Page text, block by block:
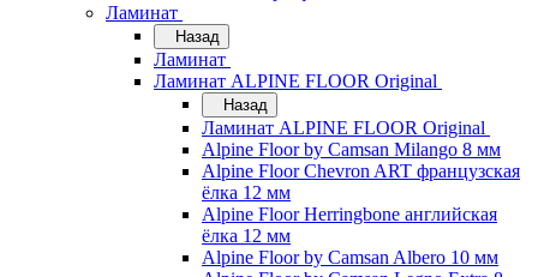
Ламинат
Назад
Ламинат
Ламинат ALPINE FLOOR Original
Назад
Ламинат ALPINE FLOOR Original
Alpine Floor by Camsan Milango 8 мм
Alpine Floor Chevron ART французская
ёлка 12 мм
Alpine Floor Herringbone английская
ёлка 12 мм
Alpine Floor by Camsan Albero 10 мм